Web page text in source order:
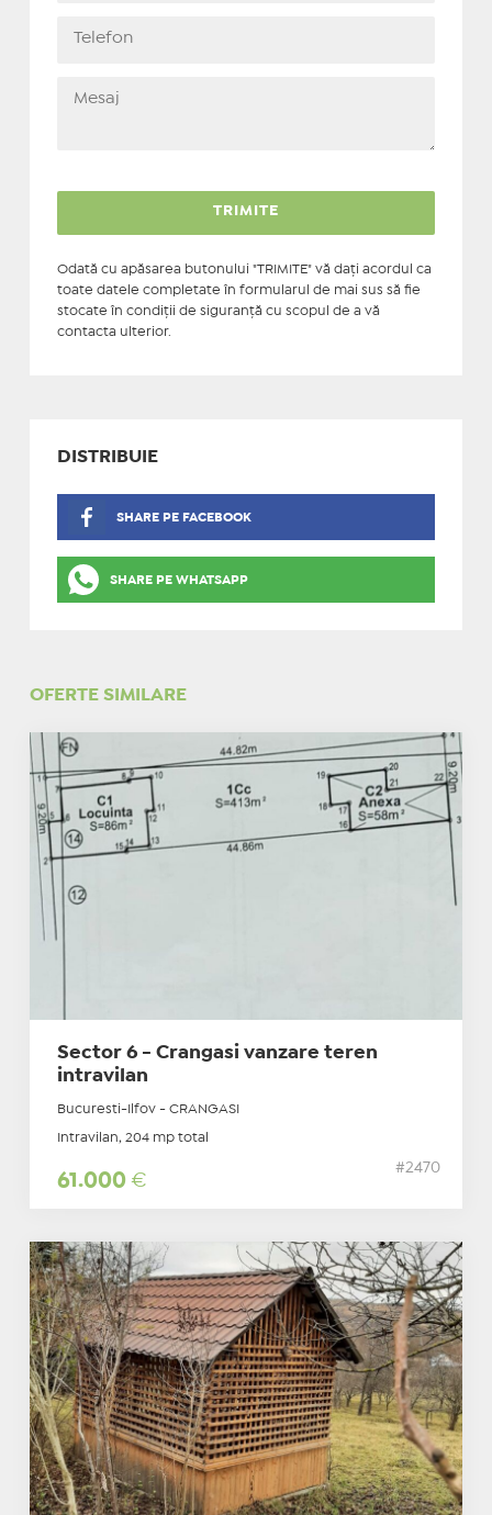
Odată cu apăsarea butonului "TRIMITE" vă daţi acordul ca
toate datele completate în formularul de mai sus să fie
stocate în condiţii de siguranţă cu scopul de a vă
contacta ulterior.
DISTRIBUIE
SHARE PE FACEBOOK
SHARE PE WHATSAPP
OFERTE SIMILARE
Sector 6 - Crangasi vanzare teren
intravilan
Bucuresti-Ilfov - CRANGASI
Intravilan, 204 mp total
61.000 €
#2470